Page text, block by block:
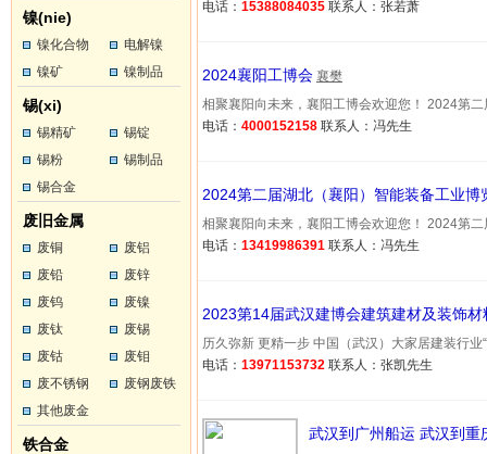
镍(nie)
镍化合物
电解镍
镍矿
镍制品
锡(xi)
锡精矿
锡锭
锡粉
锡制品
锡合金
废旧金属
废铜
废铝
废铅
废锌
废钨
废镍
废钛
废锡
废钴
废钼
废不锈钢
废钢废铁
其他废金
属铁合金
电话： 15388084035 联系人：张若萧
2024襄阳工博会 襄樊
相聚襄阳向未来，襄阳工博会欢迎您！ 2024第
电话： 4000152158 联系人：冯先生
2024第二届湖北（襄阳）智能装备工业博
相聚襄阳向未来，襄阳工博会欢迎您！ 2024第
电话： 13419986391 联系人：冯先生
2023第14届武汉建博会建筑建材及装饰材
历久弥新 更精一步 中国（武汉）大家居建装行
电话： 13971153732 联系人：张凯先生
武汉到广州船运 武汉到